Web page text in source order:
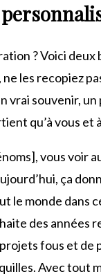
? Voici deux
les recopiez
vrai souvenir, un
qu’à vous et
vous voir
ça
le monde dans
des années
fous et de
Avec tout